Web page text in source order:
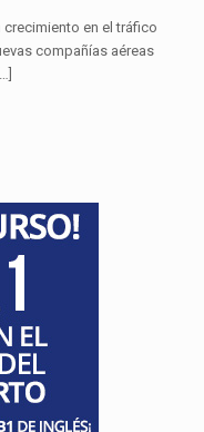
en el tráfico
compañías aéreas